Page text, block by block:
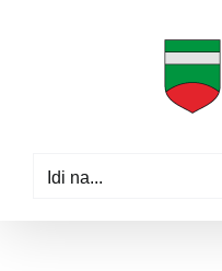
Idi na...